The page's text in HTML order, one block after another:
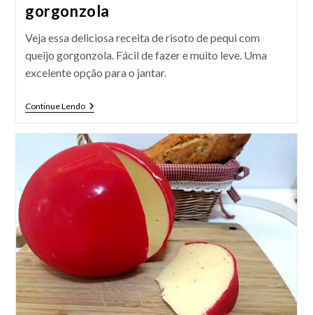
gorgonzola
Veja essa deliciosa receita de risoto de pequi com
queijo gorgonzola. Fácil de fazer e muito leve. Uma
excelente opção para o jantar.
Continue LendoRisoto
E
Queijo
Gorgonzola